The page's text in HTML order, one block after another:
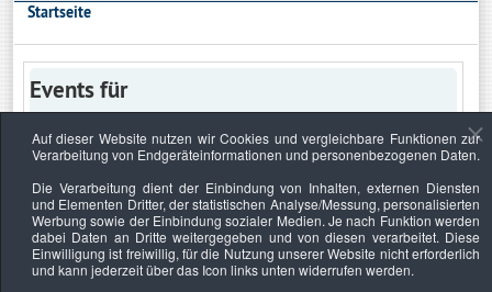
Startseite
Events für
Keine Termine
Auf dieser Website nutzen wir Cookies und vergleichbare Funktionen zur
Verarbeitung von Endgeräteinformationen und personenbezogenen Daten.
Die Verarbeitung dient der Einbindung von Inhalten, externen Diensten
und Elementen Dritter, der statistischen Analyse/Messung, personalisierten
Werbung sowie der Einbindung sozialer Medien. Je nach Funktion werden
dabei Daten an Dritte weitergegeben und von diesen verarbeitet. Diese
Einwilligung ist freiwillig, für die Nutzung unserer Website nicht erforderlich
und kann jederzeit über das Icon links unten widerrufen werden.